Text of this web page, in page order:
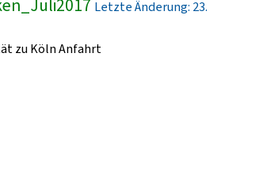
Letzte Änderung: 23.
zu Köln Anfahrt